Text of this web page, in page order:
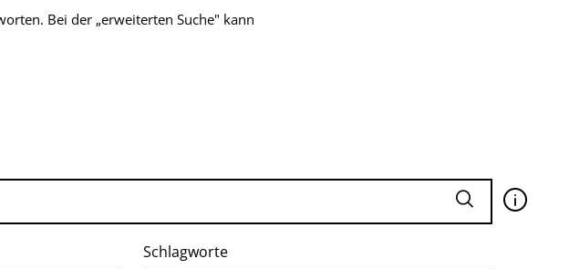
Bei der „erweiterten Suche" kann
🛈
Schlagworte